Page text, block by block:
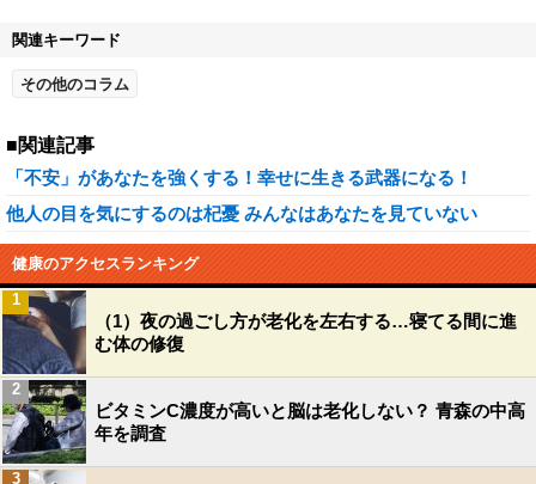
関連キーワード
その他のコラム
■関連記事
「不安」があなたを強くする！幸せに生きる武器になる！
他人の目を気にするのは杞憂 みんなはあなたを見ていない
健康のアクセスランキング
（1）夜の過ごし方が老化を左右する…寝てる間に進
む体の修復
1
ビタミンC濃度が高いと脳は老化しない？ 青森の中高
年を調査
2
3